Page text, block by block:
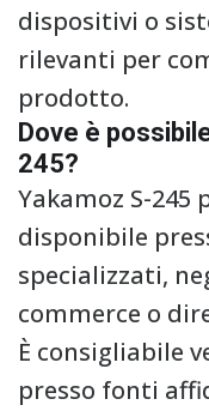
dispositivi o
rilevanti per
prodotto.
Dove è
245?
Yakamoz S-245
disponibile
specializzati,
commerce o
È consigliabile
presso fonti